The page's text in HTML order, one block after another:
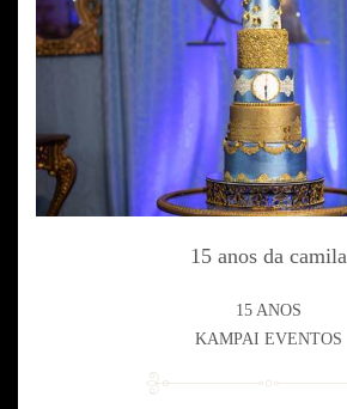
15 anos da camila
15 ANOS
KAMPAI EVENTOS